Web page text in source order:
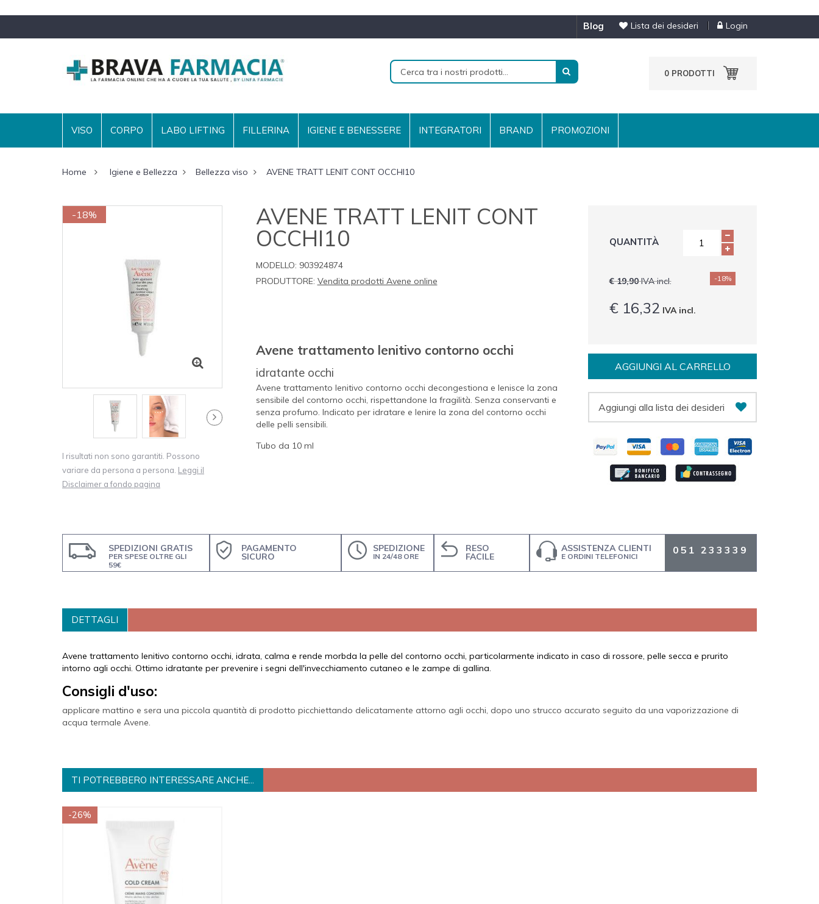
Lista dei desideri Login
blog
0 PRODOTTI
VISO CORPO LABO LIFTING FILLERINA IGIENE E BENESSERE INTEGRATORI BRAND PROMOZIONI
Home Igiene e Bellezza Bellezza viso AVENE TRATT LENIT CONT OCCHI10
-18%
I risultati non sono garantiti. Possono
variare da persona a persona. Leggi il
Disclaimer a fondo pagina
AVENE TRATT LENIT CONT
OCCHI10
MODELLO: 903924874
PRODUTTORE: Vendita prodotti Avene online
Avene trattamento lenitivo contorno occhi
idratante occhi
Avene trattamento lenitivo contorno occhi decongestiona e lenisce la zona
sensibile del contorno occhi, rispettandone la fragilità. Senza conservanti e
senza profumo. Indicato per idratare e lenire la zona del contorno occhi
delle pelli sensibili.
Tubo da 10 ml
QUANTITÀ
€ 19,90IVA incl. -18%
€ 16,32 IVA incl.
AGGIUNGI AL CARRELLO
Aggiungi alla lista dei desideri
SPEDIZIONI GRATIS
PER SPESE OLTRE GLI
59€
PAGAMENTO
SICURO
SPEDIZIONE
IN 24/48 ORE
RESO
FACILE
ASSISTENZA CLIENTI
E ORDINI TELEFONICI
051 233339
DETTAGLI
Avene trattamento lenitivo contorno occhi, idrata, calma e rende morbda la pelle del contorno occhi, particolarmente indicato in caso di rossore, pelle secca e prurito
intorno agli occhi. Ottimo idratante per prevenire i segni dell'invecchiamento cutaneo e le zampe di gallina.
Consigli d'uso:
applicare mattino e sera una piccola quantità di prodotto picchiettando delicatamente attorno agli occhi, dopo uno strucco accurato seguito da una vaporizzazione di
acqua termale Avene.
TI POTREBBERO INTERESSARE ANCHE...
-26%